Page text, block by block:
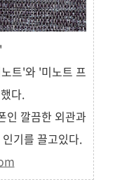
트'와 '미노트 프
다.
인 깔끔한 외관과
기를 끌고있다.